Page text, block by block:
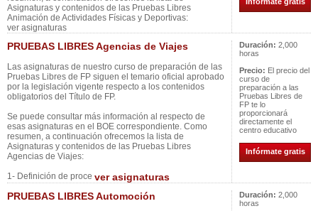
Asignaturas y contenidos de las Pruebas Libres
Animación de Actividades Físicas y Deportivas:
ver asignaturas
PRUEBAS LIBRES Agencias de Viajes
Las asignaturas de nuestro curso de preparación de las
Pruebas Libres de FP siguen el temario oficial aprobado
por la legislación vigente respecto a los contenidos
obligatorios del Título de FP.
Se puede consultar más información al respecto de
esas asignaturas en el BOE correspondiente. Como
resumen, a continuación ofrecemos la lista de
Asignaturas y contenidos de las Pruebas Libres
Agencias de Viajes:
1- Definición de proce ver asignaturas
Duración: 2,000
horas
Precio: El precio del
curso de
preparación a las
Pruebas Libres de
FP te lo
proporcionará
directamente el
centro educativo
Infórmate gratis
PRUEBAS LIBRES Automoción Duración: 2,000
horas